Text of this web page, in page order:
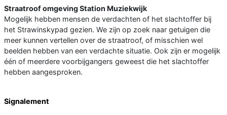
Straatroof omgeving Station Muziekwijk
Mogelijk hebben mensen de verdachten of het slachtoffer bij
het Strawinskypad gezien. We zijn op zoek naar getuigen die
meer kunnen vertellen over de straatroof, of misschien wel
beelden hebben van een verdachte situatie. Ook zijn er mogelijk
één of meerdere voorbijgangers geweest die het slachtoffer
hebben aangesproken.
Signalement